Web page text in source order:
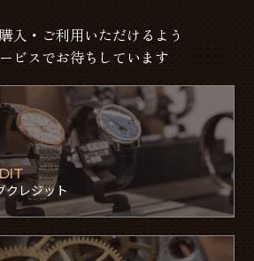
入・ご利用いただけるよう
ビスでお待ちしています
クレジット